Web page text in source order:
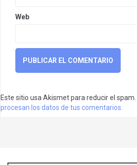
Web
Este sitio usa Akismet para reducir el spam.
procesan los datos de tus comentarios.